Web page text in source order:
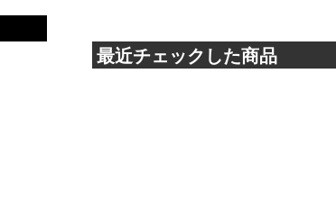
最近チェックした商品